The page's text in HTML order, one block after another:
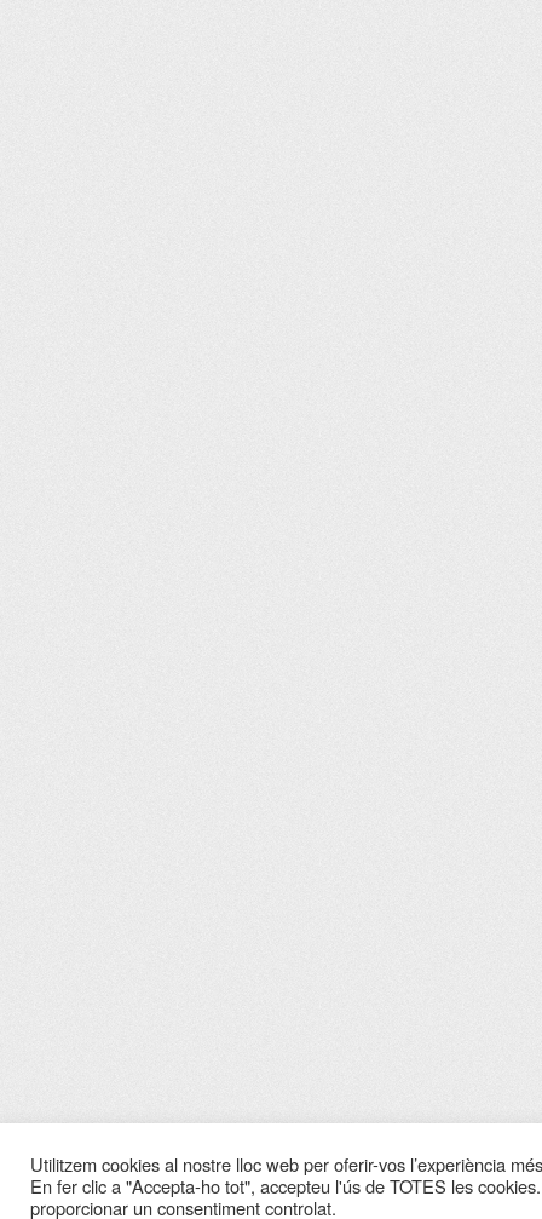
Utilitzem cookies al nostre lloc web per oferir-vos l’experiència
En fer clic a "Accepta-ho tot", accepteu l'ús de TOTES les
proporcionar un consentiment controlat.